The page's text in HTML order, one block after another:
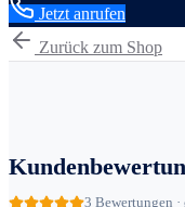
Jetzt anrufen
Zurück zum Shop
3 Bewertungen ·